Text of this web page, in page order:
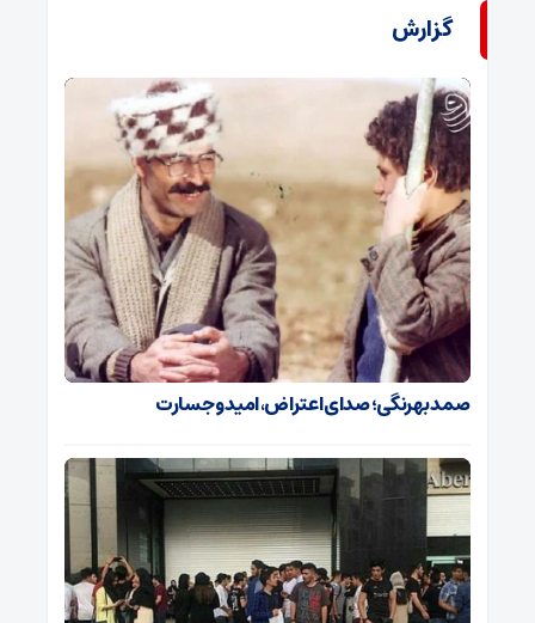
گزارش
صمد بهرنگی؛ صدای اعتراض، امید و جسارت